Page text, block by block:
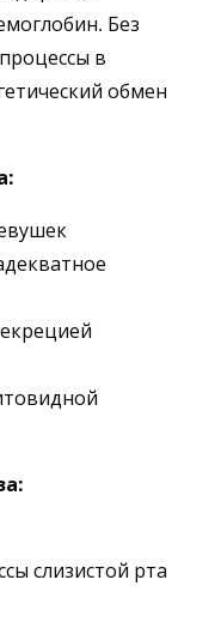
Без
в
обмен
слизистой рта